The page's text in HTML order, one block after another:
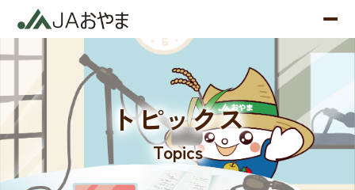
トピックス
Topics